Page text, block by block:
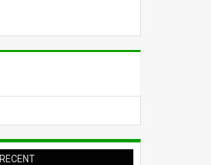
RECENT